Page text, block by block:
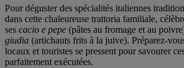
Pour déguster des spécialités italiennes
dans cette chaleureuse trattoria familiale,
ses cacio e pepe (pâtes au fromage et au
giudia (artichauts frits à la juive). Préparez-
locaux et touristes se pressent pour savourer
parfaitement exécutées.